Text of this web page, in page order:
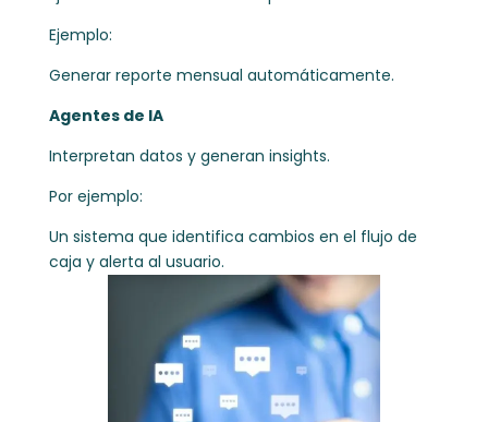
Ejemplo:
Generar reporte mensual automáticamente.
Agentes de IA
Interpretan datos y generan insights.
Por ejemplo:
Un sistema que identifica cambios en el flujo de
caja y alerta al usuario.